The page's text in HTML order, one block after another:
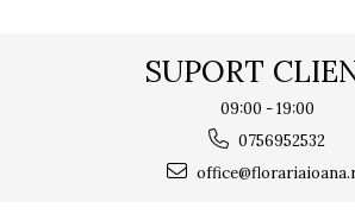
SUPORT
09:00 - 19:00
0756952532